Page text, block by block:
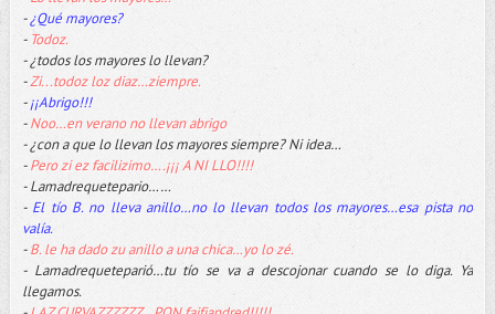
-¿Qué mayores?
- Todoz.
- ¿todos los mayores lo llevan?
-Zi...todoz loz diaz…ziempre.
-¡¡Abrigo!!!
-Noo…en verano no llevan abrigo
- ¿con a que lo llevan los mayores siempre? Ni idea…
-Pero zi ez facilizimo….¡¡¡ A NI LLO!!!!
- Lamadrequetepario……
- El tío B. no lleva anillo…no lo llevan todos los mayores…esa pista no
valía.
-B. le ha dado zu anillo a una chica…yo lo zé.
- Lamadrequeteparió…tu tío se va a descojonar cuando se lo diga. Ya
llegamos.